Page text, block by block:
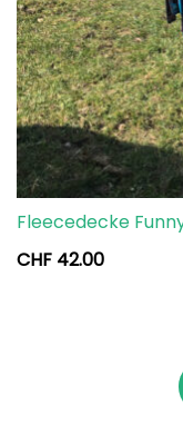
Fleecedecke
CHF 42.00